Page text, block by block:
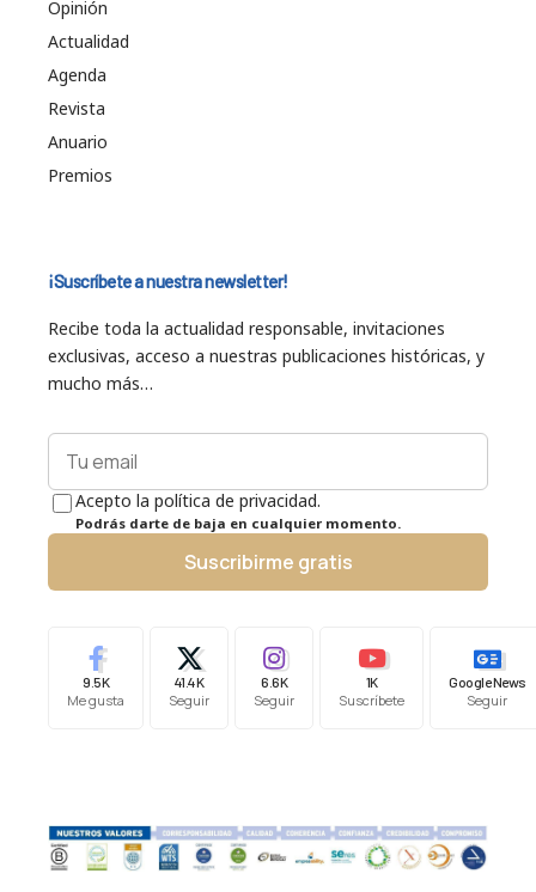
Opinión
Actualidad
Agenda
Revista
Anuario
Premios
¡Suscríbete a nuestra newsletter!
Recibe toda la actualidad responsable, invitaciones
exclusivas, acceso a nuestras publicaciones históricas, y
mucho más…
Acepto la política de privacidad.
Podrás darte de baja en cualquier momento.
Suscribirme gratis
9.5K
Me gusta
41.4K
Seguir
6.6K
Seguir
1K
Suscríbete
Google News
Seguir